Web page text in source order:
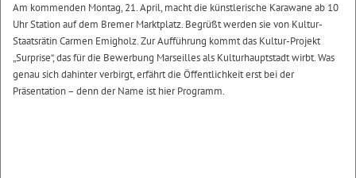
Am kommenden Montag, 21. April, macht die künstlerische Karawane ab 10
Uhr Station auf dem Bremer Marktplatz. Begrüßt werden sie von Kultur-
Staatsrätin Carmen Emigholz. Zur Aufführung kommt das Kultur-Projekt
„Surprise“, das für die Bewerbung Marseilles als Kulturhauptstadt wirbt. Was
genau sich dahinter verbirgt, erfährt die Öffentlichkeit erst bei der
Präsentation – denn der Name ist hier Programm.